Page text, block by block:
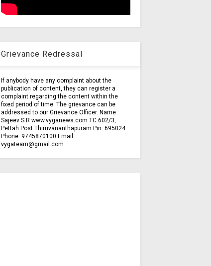
Grievance Redressal
If anybody have any complaint about the
publication of content, they can register a
complaint regarding the content within the
fixed period of time. The grievance can be
addressed to our Grievance Officer. Name :
Sajeev S.R www.vyganews.com TC 602/3,
Pettah Post Thiruvananthapuram Pin: 695024
Phone: 9745870100 Email:
vygateam@gmail.com